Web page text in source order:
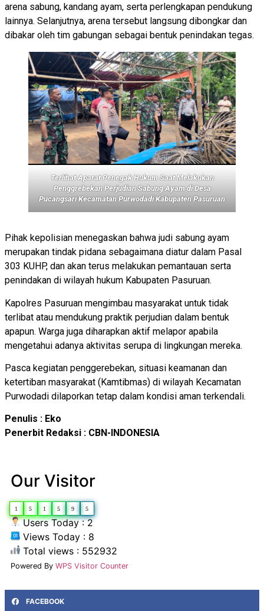
arena sabung, kandang ayam, serta perlengkapan pendukung
lainnya. Selanjutnya, arena tersebut langsung dibongkar dan
dibakar oleh tim gabungan sebagai bentuk penindakan tegas.
Terlihat Aparat Penegak Hukum Saat Melakukan
Penggrebekan Perjudian Sabung Ayam di Desa
Pucangsari Kecamatan Purwodadi Kabupaten Pasuruan
Pihak kepolisian menegaskan bahwa judi sabung ayam
merupakan tindak pidana sebagaimana diatur dalam Pasal
303 KUHP, dan akan terus melakukan pemantauan serta
penindakan di wilayah hukum Kabupaten Pasuruan.
Kapolres Pasuruan mengimbau masyarakat untuk tidak
terlibat atau mendukung praktik perjudian dalam bentuk
apapun. Warga juga diharapkan aktif melapor apabila
mengetahui adanya aktivitas serupa di lingkungan mereka.
Pasca kegiatan penggerebekan, situasi keamanan dan
ketertiban masyarakat (Kamtibmas) di wilayah Kecamatan
Purwodadi dilaporkan tetap dalam kondisi aman terkendali.
Penulis : Eko
Penerbit Redaksi : CBN-INDONESIA
Our Visitor
1 5 1 5 9 5
Users Today : 2
Views Today : 8
Total views : 552932
Powered By WPS Visitor Counter
FACEBOOK